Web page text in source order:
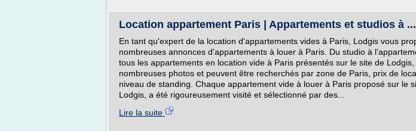
Location appartement Paris | Appartements et studios à ...
En tant qu'expert de la location d'appartements vides à Paris, Lodgis vous
nombreuses annonces d'appartements à louer à Paris. Du studio à
tous les appartements en location vide à Paris présentés sur le site de
nombreuses photos et peuvent être recherchés par zone de Paris, prix de
niveau de standing. Chaque appartement vide à louer à Paris proposé sur le
Lodgis, a été rigoureusement visité et sélectionné par des...
Lire la suite